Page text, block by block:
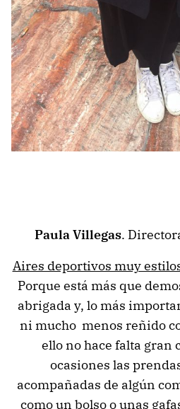
Paula Villegas.
Aires deportivos muy
Porque está más que
abrigada y, lo más
ni mucho menos reñido
ello no hace falta gran
ocasiones las
acompañadas de algún
como un bolso o unas